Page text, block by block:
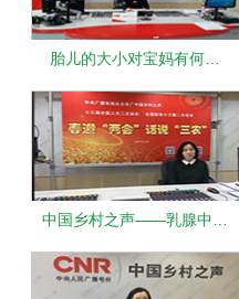
胎儿的大小对宝妈有何…
中国乡村之声——乳腺中…